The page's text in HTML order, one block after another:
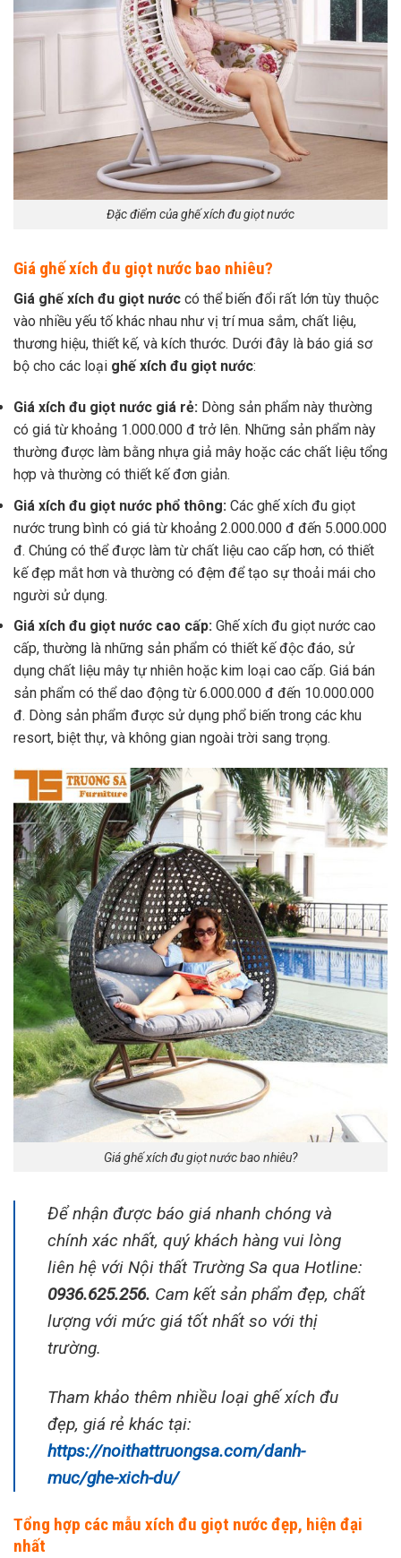
Đặc điểm của ghế xích đu giọt nước
Giá ghế xích đu giọt nước bao nhiêu?
Giá ghế xích đu giọt nước có thể biến đổi rất lớn tùy thuộc
vào nhiều yếu tố khác nhau như vị trí mua sắm, chất liệu,
thương hiệu, thiết kế, và kích thước. Dưới đây là báo giá sơ
bộ cho các loại ghế xích đu giọt nước:
Giá xích đu giọt nước giá rẻ: Dòng sản phẩm này thường
có giá từ khoảng 1.000.000 đ trở lên. Những sản phẩm này
thường được làm bằng nhựa giả mây hoặc các chất liệu tổng
hợp và thường có thiết kế đơn giản.
Giá xích đu giọt nước phổ thông: Các ghế xích đu giọt
nước trung bình có giá từ khoảng 2.000.000 đ đến 5.000.000
đ. Chúng có thể được làm từ chất liệu cao cấp hơn, có thiết
kế đẹp mắt hơn và thường có đệm để tạo sự thoải mái cho
người sử dụng.
Giá xích đu giọt nước cao cấp: Ghế xích đu giọt nước cao
cấp, thường là những sản phẩm có thiết kế độc đáo, sử
dụng chất liệu mây tự nhiên hoặc kim loại cao cấp. Giá bán
sản phẩm có thể dao động từ 6.000.000 đ đến 10.000.000
đ. Dòng sản phẩm được sử dụng phổ biến trong các khu
resort, biệt thự, và không gian ngoài trời sang trọng.
Giá ghế xích đu giọt nước bao nhiêu?
Để nhận được báo giá nhanh chóng và
chính xác nhất, quý khách hàng vui lòng
liên hệ với Nội thất Trường Sa qua Hotline:
0936.625.256. Cam kết sản phẩm đẹp, chất
lượng với mức giá tốt nhất so với thị
trường.
Tham khảo thêm nhiều loại ghế xích đu
đẹp, giá rẻ khác tại:
https://noithattruongsa.com/danh-
muc/ghe-xich-du/
Tổng hợp các mẫu xích đu giọt nước đẹp, hiện đại
nhất